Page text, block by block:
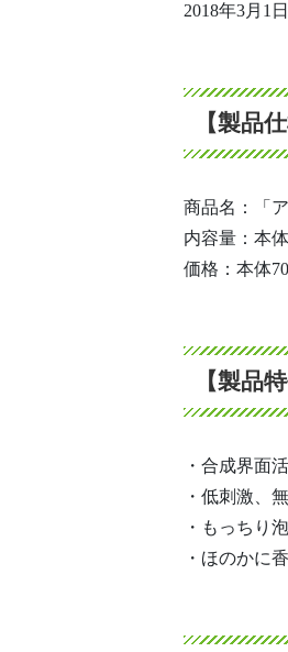
2018年3月1
【製品仕
商品名：「
内容量：本
価格：本体
【製品特
・合成界面
・低刺激、
・もっちり
・ほのかに